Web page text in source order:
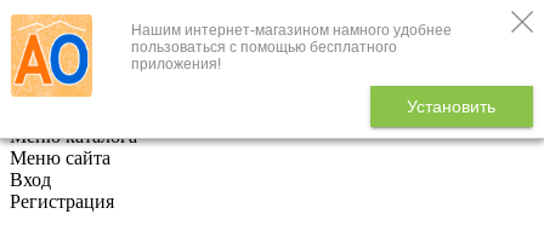
Нашим интернет-магазином намного удобнее
пользоваться с помощью бесплатного
приложения!
Установить
+7 (495) 646-888-1
В корзине
Меню каталога
Меню сайта
Вход
Регистрация